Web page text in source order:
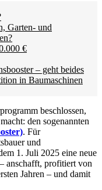
Garten- und
€
– geht beides
in Baumaschinen
beschlossen,
den sogenannten
. Für
und
1. Juli 2025 eine neue
anschafft, profitiert von
Jahren – und damit